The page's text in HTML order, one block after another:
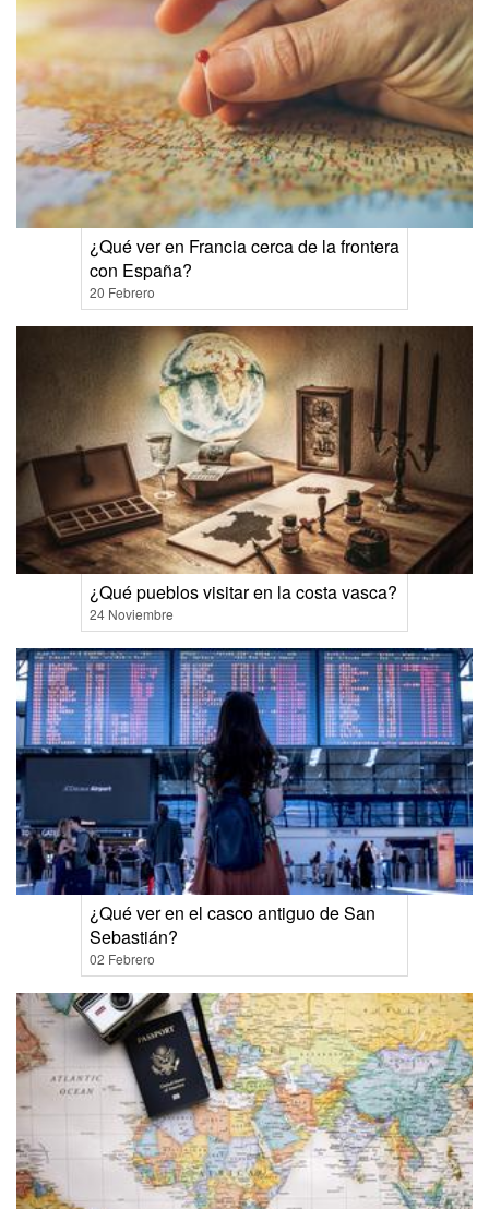
¿Qué ver en Francia cerca de la frontera
con España?
20 Febrero
¿Qué pueblos visitar en la costa vasca?
24 Noviembre
¿Qué ver en el casco antiguo de San
Sebastián?
02 Febrero